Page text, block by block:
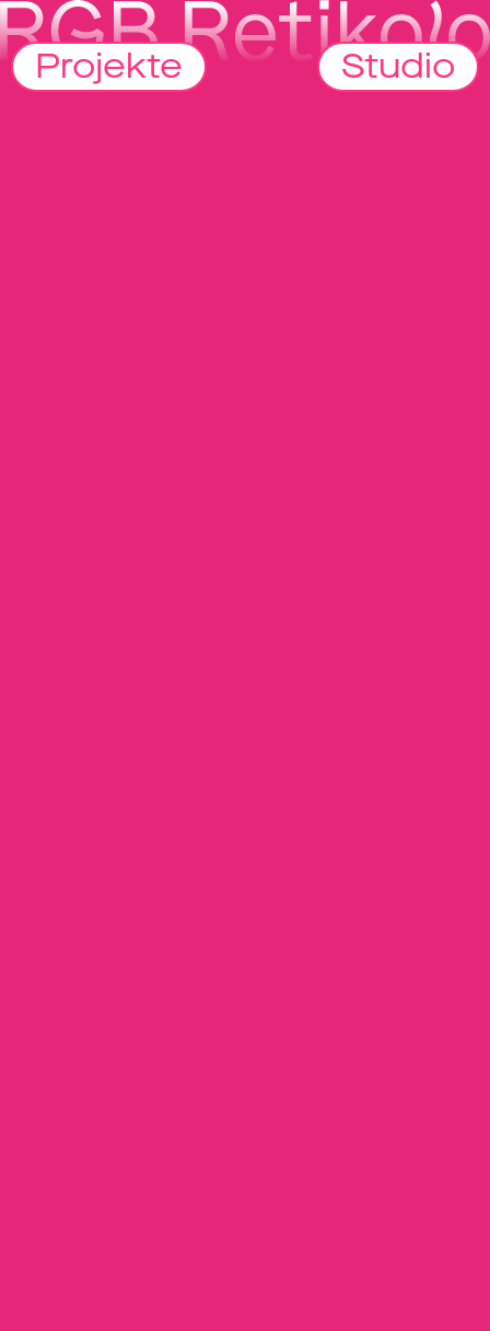
Projekte Studio